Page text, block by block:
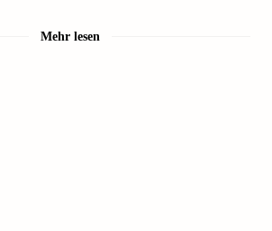
Mehr lesen